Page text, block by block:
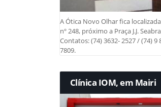
A Ótica Novo Olhar fica
nº 248, próximo a Praça J.J.
Contatos: (74) 3632- 2527 / (74) 9
7809.
Clínica IOM, em Mairi